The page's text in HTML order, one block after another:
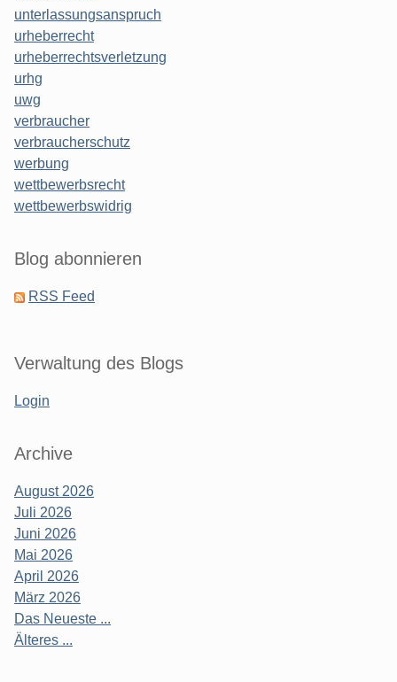
unterlassungsanspruch
urheberrecht
urheberrechtsverletzung
urhg
uwg
verbraucher
verbraucherschutz
werbung
wettbewerbsrecht
wettbewerbswidrig
Blog abonnieren
RSS Feed
Verwaltung des Blogs
Login
Archive
August 2026
Juli 2026
Juni 2026
Mai 2026
April 2026
März 2026
Das Neueste ...
Älteres ...